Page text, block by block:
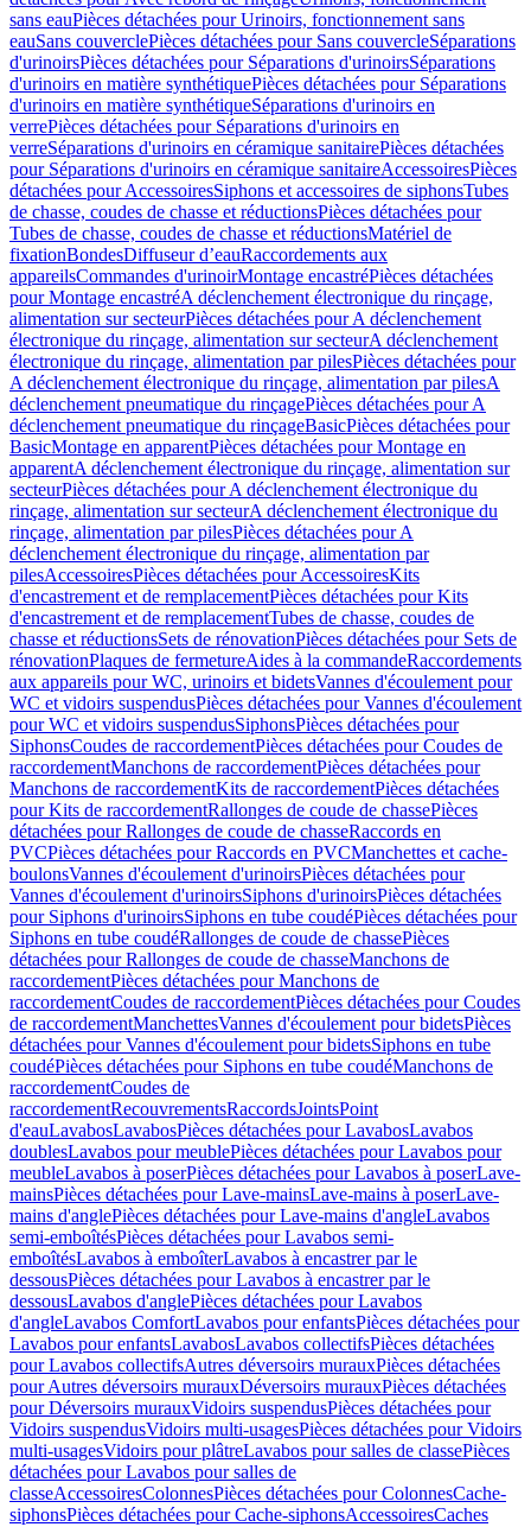
sans eauPièces détachées pour Urinoirs, fonctionnement sans
eauSans couverclePièces détachées pour Sans couvercleSéparations
d'urinoirsPièces détachées pour Séparations d'urinoirsSéparations
d'urinoirs en matière synthétiquePièces détachées pour Séparations
d'urinoirs en matière synthétiqueSéparations d'urinoirs en
verrePièces détachées pour Séparations d'urinoirs en
verreSéparations d'urinoirs en céramique sanitairePièces détachées
pour Séparations d'urinoirs en céramique sanitaireAccessoiresPièces
détachées pour AccessoiresSiphons et accessoires de siphonsTubes
de chasse, coudes de chasse et réductionsPièces détachées pour
Tubes de chasse, coudes de chasse et réductionsMatériel de
fixationBondesDiffuseur d’eauRaccordements aux
appareilsCommandes d'urinoirMontage encastréPièces détachées
pour Montage encastréA déclenchement électronique du rinçage,
alimentation sur secteurPièces détachées pour A déclenchement
électronique du rinçage, alimentation sur secteurA déclenchement
électronique du rinçage, alimentation par pilesPièces détachées pour
A déclenchement électronique du rinçage, alimentation par pilesA
déclenchement pneumatique du rinçagePièces détachées pour A
déclenchement pneumatique du rinçageBasicPièces détachées pour
BasicMontage en apparentPièces détachées pour Montage en
apparentA déclenchement électronique du rinçage, alimentation sur
secteurPièces détachées pour A déclenchement électronique du
rinçage, alimentation sur secteurA déclenchement électronique du
rinçage, alimentation par pilesPièces détachées pour A
déclenchement électronique du rinçage, alimentation par
pilesAccessoiresPièces détachées pour AccessoiresKits
d'encastrement et de remplacementPièces détachées pour Kits
d'encastrement et de remplacementTubes de chasse, coudes de
chasse et réductionsSets de rénovationPièces détachées pour Sets de
rénovationPlaques de fermetureAides à la commandeRaccordements
aux appareils pour WC, urinoirs et bidetsVannes d'écoulement pour
WC et vidoirs suspendusPièces détachées pour Vannes d'écoulement
pour WC et vidoirs suspendusSiphonsPièces détachées pour
SiphonsCoudes de raccordementPièces détachées pour Coudes de
raccordementManchons de raccordementPièces détachées pour
Manchons de raccordementKits de raccordementPièces détachées
pour Kits de raccordementRallonges de coude de chassePièces
détachées pour Rallonges de coude de chasseRaccords en
PVCPièces détachées pour Raccords en PVCManchettes et cache-
boulonsVannes d'écoulement d'urinoirsPièces détachées pour
Vannes d'écoulement d'urinoirsSiphons d'urinoirsPièces détachées
pour Siphons d'urinoirsSiphons en tube coudéPièces détachées pour
Siphons en tube coudéRallonges de coude de chassePièces
détachées pour Rallonges de coude de chasseManchons de
raccordementPièces détachées pour Manchons de
raccordementCoudes de raccordementPièces détachées pour Coudes
de raccordementManchettesVannes d'écoulement pour bidetsPièces
détachées pour Vannes d'écoulement pour bidetsSiphons en tube
coudéPièces détachées pour Siphons en tube coudéManchons de
raccordementCoudes de
raccordementRecouvrementsRaccordsJointsPoint
d'eauLavabosLavabosPièces détachées pour LavabosLavabos
doublesLavabos pour meublePièces détachées pour Lavabos pour
meubleLavabos à poserPièces détachées pour Lavabos à poserLave-
mainsPièces détachées pour Lave-mainsLave-mains à poserLave-
mains d'anglePièces détachées pour Lave-mains d'angleLavabos
semi-emboîtésPièces détachées pour Lavabos semi-
emboîtésLavabos à emboîterLavabos à encastrer par le
dessousPièces détachées pour Lavabos à encastrer par le
dessousLavabos d'anglePièces détachées pour Lavabos
d'angleLavabos ComfortLavabos pour enfantsPièces détachées pour
Lavabos pour enfantsLavabosLavabos collectifsPièces détachées
pour Lavabos collectifsAutres déversoirs murauxPièces détachées
pour Autres déversoirs murauxDéversoirs murauxPièces détachées
pour Déversoirs murauxVidoirs suspendusPièces détachées pour
Vidoirs suspendusVidoirs multi-usagesPièces détachées pour Vidoirs
multi-usagesVidoirs pour plâtreLavabos pour salles de classePièces
détachées pour Lavabos pour salles de
classeAccessoiresColonnesPièces détachées pour ColonnesCache-
siphonsPièces détachées pour Cache-siphonsAccessoiresCaches